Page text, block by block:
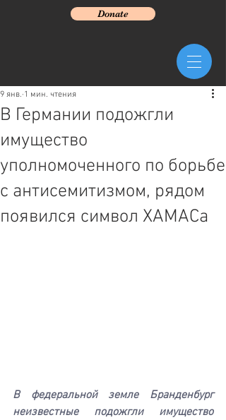
Donate
В Германии подожгли
имущество
уполномоченного по борьбе
с антисемитизмом, рядом
появился символ ХАМАСа
9 янв. 1 мин. чтения
В федеральной земле Бранденбург
неизвестные подожгли имущество